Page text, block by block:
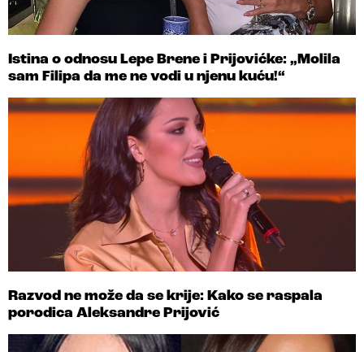
Istina o odnosu Lepe Brene i Prijovićke: „Molila
sam Filipa da me ne vodi u njenu kuću!“
Razvod ne može da se krije: Kako se raspala
porodica Aleksandre Prijović